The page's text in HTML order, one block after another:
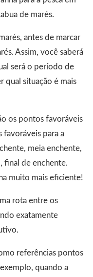
de marés.
antes de marcar
Assim, você saberá
será o período de
qual situação é mais
os pontos favoráveis
favoráveis para a
meia enchente,
final de enchente.
muito mais eficiente!
rota entre os
exatamente
referências pontos
quando a